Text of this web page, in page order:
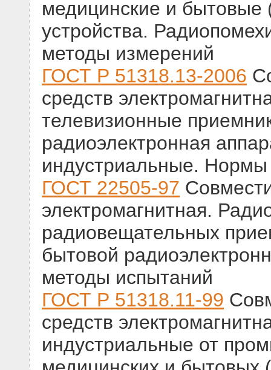
медицинские и
устройства.
методы измерений
ГОСТ Р 51318.13-2006
средств
телевизионные
радиоэлектронная
индустриальные.
ГОСТ 22505-97
электромагнитная.
радиовещательных
бытовой
методы испытаний
ГОСТ Р 51318.11-99
средств
индустриальные от